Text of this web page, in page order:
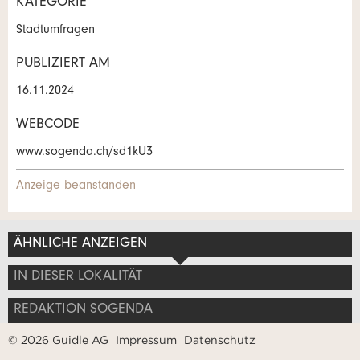
Nachricht
* Eingabe erforderlich
Zur Qualitätssicherung wird eine Kopie der E-Mail an
guidle übermittelt.
NACHRICHT SENDEN
* Eingabe erforderlich
ANZEIGE WEITEREMPFEHLEN
Schliessen
Kontakt
Verfassen Sie eine Nachricht für die
Kontaktpersonen dieser Anzeige.
Adresse
Stadtumfragen
PUBLIZIERT AM
16.11.2024
WEBCODE
www.sogenda.ch/sd1kU3
Anzeige beanstanden
ÄHNLICHE ANZEIGEN
IN DIESER LOKALITÄT
REDAKTION SOGENDA
© 2026 Guidle AG Impressum Datenschutz